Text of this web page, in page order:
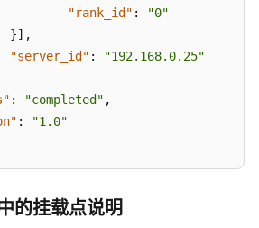
"rank_id" :
"0"
}] ,
"server_id" :
"192.168.0.25"
: "completed" ,
:
"1.0"
的挂载点说明